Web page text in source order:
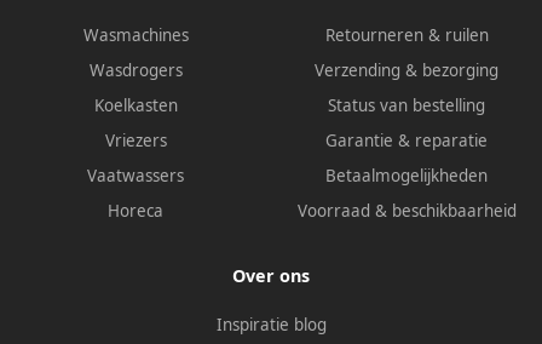
Wasmachines
Wasdrogers
Koelkasten
Vriezers
Vaatwassers
Horeca
Retourneren & ruilen
Verzending & bezorging
Status van bestelling
Garantie & reparatie
Betaalmogelijkheden
Voorraad & beschikbaarheid
Over ons
Inspiratie blog